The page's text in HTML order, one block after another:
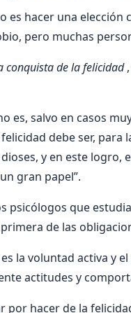
es hacer una
pero muchas
conquista de la felicidad,
es, salvo en casos
debe ser,
y en este
gran papel”.
psicólogos que
de las
la voluntad activa y
actitudes y
por hacer de la